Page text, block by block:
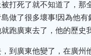
打死了就不知道了，
做了很多壞事!因為他
跑廣東去了，他的歷史
到廣東他變了，在廣州